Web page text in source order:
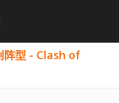
阵型 - Clash of